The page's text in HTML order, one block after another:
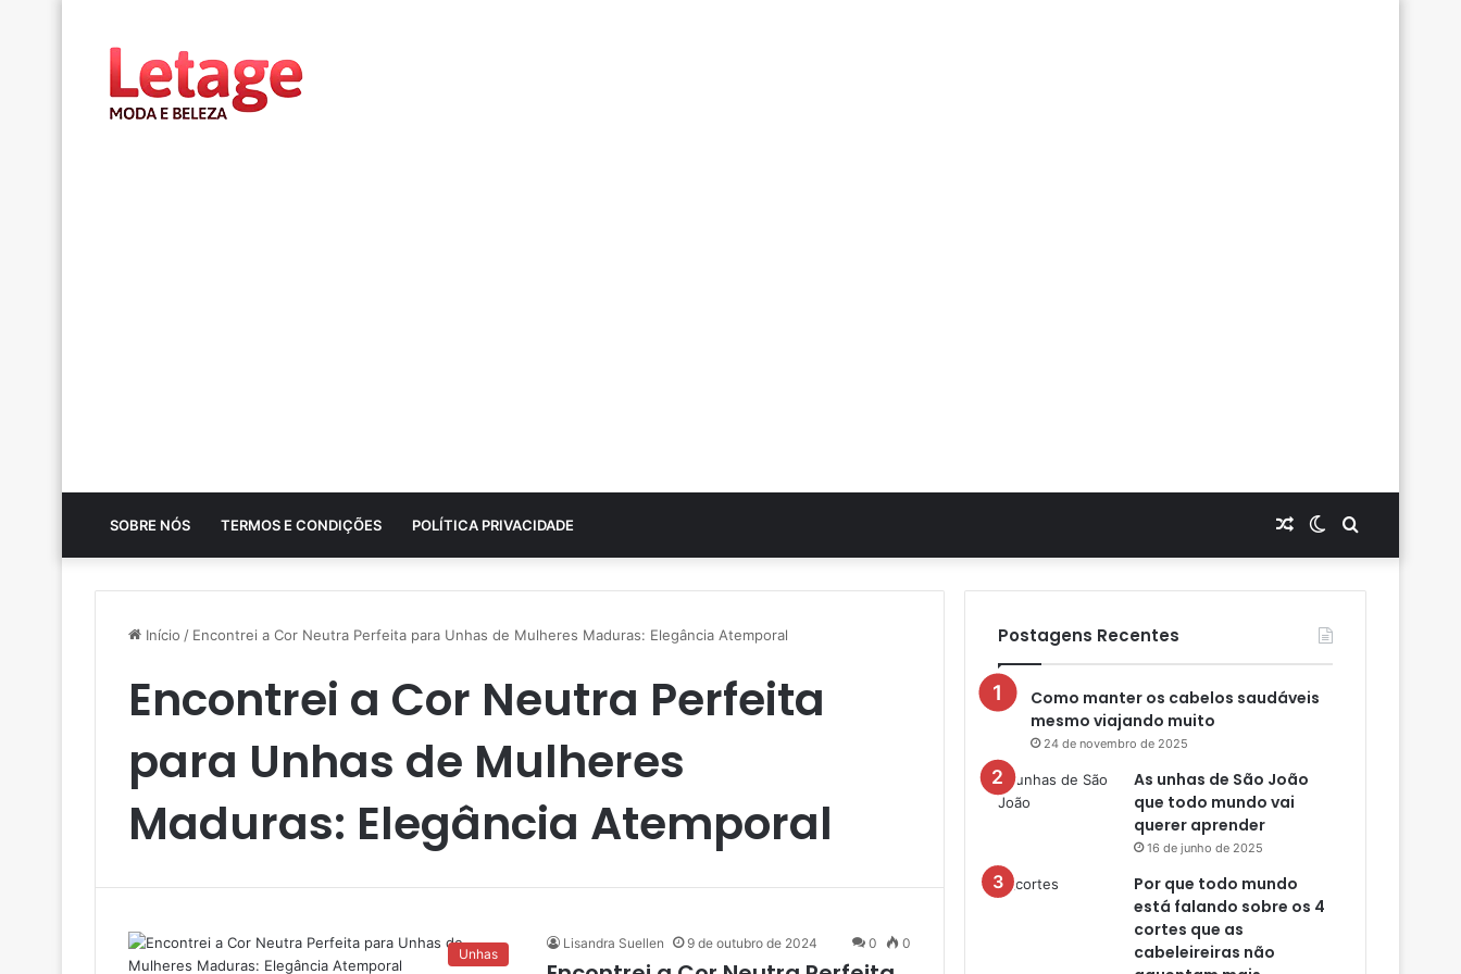
SOBRE NÓS TERMOS E CONDIÇÕES POLÍTICA PRIVACIDADE Procurar
por
Switch
skin
Artigo
aleatório
Início / Encontrei a Cor Neutra Perfeita para Unhas de Mulheres Maduras: Elegância Atemporal
Encontrei a Cor Neutra Perfeita
para Unhas de Mulheres
Maduras: Elegância Atemporal
Unhas
Lisandra Suellen 9 de outubro de 2024 0 0
Postagens Recentes
Como manter os cabelos saudáveis
mesmo viajando muito
24 de novembro de 2025
As unhas de São João
que todo mundo vai
querer aprender
16 de junho de 2025
Por que todo mundo
está falando sobre os 4
cortes que as
cabeleireiras não